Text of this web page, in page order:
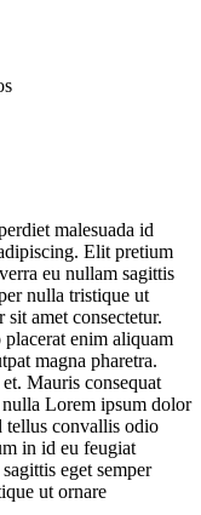
malesuada id
Elit pretium
eu nullam sagittis
nulla tristique ut
amet consectetur.
enim aliquam
magna pharetra.
Mauris consequat
nulla Lorem ipsum dolor
tellus convallis odio
in id eu feugiat
eget semper
ut ornare